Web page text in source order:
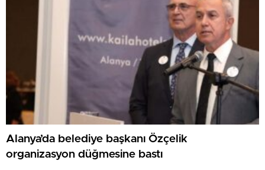
Alanya’da belediye başkanı Özçelik
organizasyon düğmesine bastı